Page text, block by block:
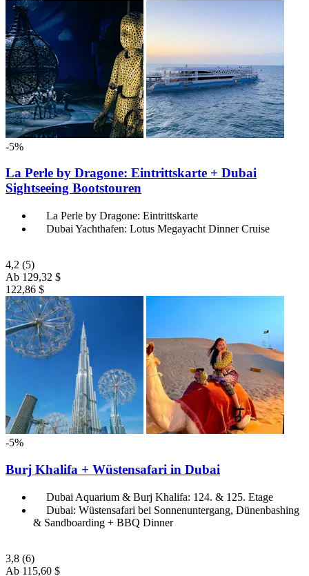
-5%
La Perle by Dragone: Eintrittskarte + Dubai
Sightseeing Bootstouren
La Perle by Dragone: Eintrittskarte
Dubai Yachthafen: Lotus Megayacht Dinner Cruise
4,2 (5)
Ab 129,32 $
122,86 $
-5%
Burj Khalifa + Wüstensafari in Dubai
Dubai Aquarium & Burj Khalifa: 124. & 125. Etage
Dubai: Wüstensafari bei Sonnenuntergang, Dünenbashing
& Sandboarding + BBQ Dinner
3,8 (6)
Ab 115,60 $